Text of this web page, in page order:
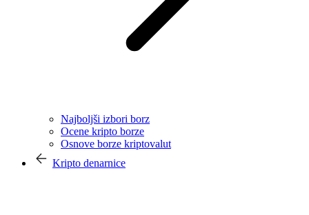
Najboljši izbori borz
Ocene kripto borze
Osnove borze kriptovalut
Kripto denarnice